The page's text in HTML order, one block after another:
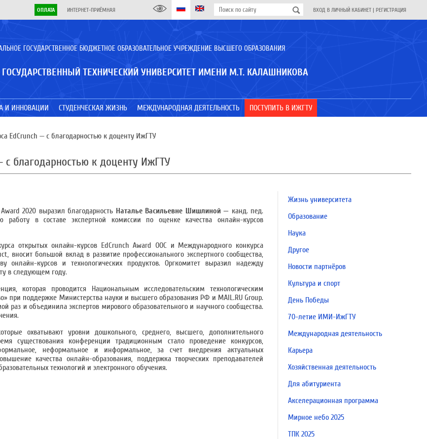
ОПЛАТА ИНТЕРНЕТ-ПРИЁМНАЯ ВХОД В ЛИЧНЫЙ КАБИНЕТ | РЕГИСТРАЦИЯ
ГОСУДАРСТВЕННОЕ БЮДЖЕТНОЕ ОБРАЗОВАТЕЛЬНОЕ УЧРЕЖДЕНИЕ ВЫСШЕГО ОБРАЗОВАНИЯ
ТЕХНИЧЕСКИЙ УНИВЕРСИТЕТ ИМЕНИ М.Т. КАЛАШНИКОВА
И ИННОВАЦИИ СТУДЕНЧЕСКАЯ ЖИЗНЬ МЕЖДУНАРОДНАЯ ДЕЯТЕЛЬНОСТЬ ПОСТУПИТЬ В ИЖГТУ
EdCrunch — с благодарностью к доценту ИжГТУ
благодарностью к доценту ИжГТУ
2020 выразил благодарность Наталье Васильевне Шишлиной — канд. пед.
в составе экспертной комиссии по оценке качества онлайн-курсов
открытых онлайн-курсов EdCrunch Award ООС и Международного конкурса
вносит большой вклад в развитие профессионального экспертного сообщества,
онлайн-курсов и технологических продуктов. Оргкомитет выразил надежду
в следующем году.
которая проводится Национальным исследовательским технологическим
при поддержке Министерства науки и высшего образования РФ и MAIL.RU Group.
и объединила экспертов мирового образовательного и научного сообщества.
охватывают уровни дошкольного, среднего, высшего, дополнительного
существования конференции традиционным стало проведение конкурсов,
неформальное и информальное, за счет внедрения актуальных
качества онлайн-образования, поддержка творческих преподавателей
технологий и электронного обучения.
Жизнь университета
Образование
Наука
Другое
Новости партнёров
Культура и спорт
День Победы
70-летие ИМИ-ИжГТУ
Международная деятельность
Карьера
Хозяйственная деятельность
Для абитуриента
Акселерационная программа
Мирное небо 2025
ТПК 2025